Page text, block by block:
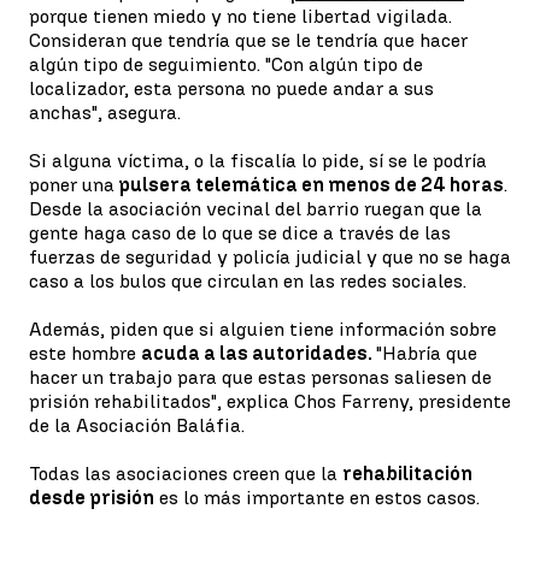
porque tienen miedo y no tiene libertad vigilada.
Consideran que tendría que se le tendría que hacer
algún tipo de seguimiento. "Con algún tipo de
localizador, esta persona no puede andar a sus
anchas", asegura.
Si alguna víctima, o la fiscalía lo pide, sí se le podría
poner una pulsera telemática en menos de 24 horas.
Desde la asociación vecinal del barrio ruegan que la
gente haga caso de lo que se dice a través de las
fuerzas de seguridad y policía judicial y que no se haga
caso a los bulos que circulan en las redes sociales.
Además, piden que si alguien tiene información sobre
este hombre acuda a las autoridades. "Habría que
hacer un trabajo para que estas personas saliesen de
prisión rehabilitados", explica Chos Farreny, presidente
de la Asociación Baláfia.
Todas las asociaciones creen que la rehabilitación
desde prisión es lo más importante en estos casos.